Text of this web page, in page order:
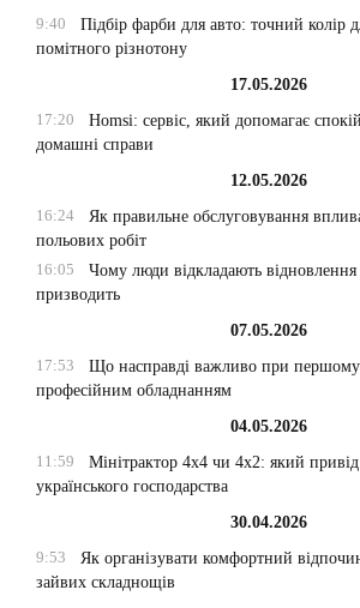
9:40
Підбір фарби для авто: точний колір
помітного різнотону
17.05.2026
17:20
Homsi: сервіс, який допомагає
домашні справи
12.05.2026
16:24
Як правильне обслуговування
польових робіт
16:05
Чому люди відкладають відновлення
призводить
07.05.2026
17:53
Що насправді важливо при першому
професійним обладнанням
04.05.2026
11:59
Мінітрактор 4х4 чи 4х2: який
українського господарства
30.04.2026
9:53
Як організувати комфортний
зайвих складнощів